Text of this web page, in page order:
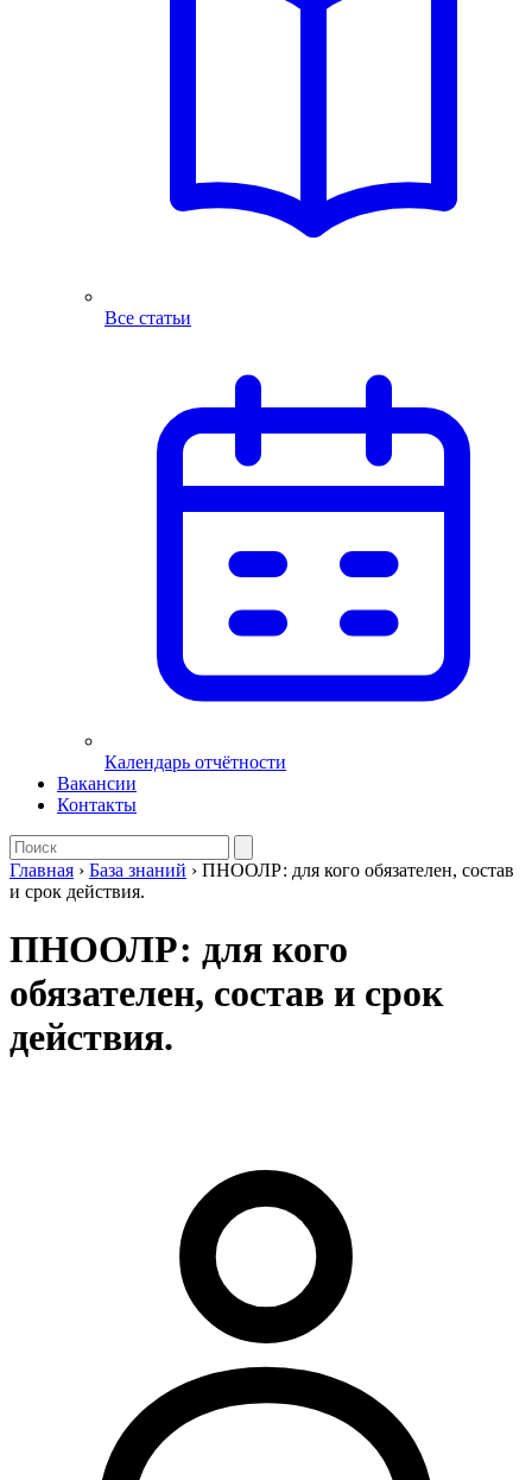
Все статьи
Календарь отчётности
Вакансии
Контакты
Главная › База знаний › ПНООЛР: для кого обязателен, состав
и срок действия.
ПНООЛР: для кого
обязателен, состав и срок
действия.